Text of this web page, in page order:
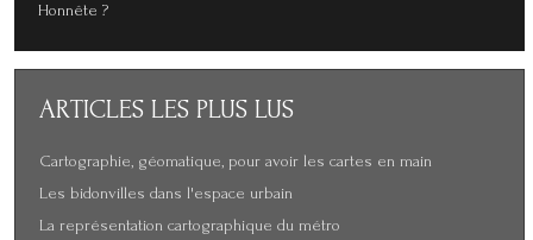
Honnête ?
ARTICLES LES PLUS LUS
Cartographie, géomatique, pour avoir les cartes en main
Les bidonvilles dans l'espace urbain
La représentation cartographique du métro